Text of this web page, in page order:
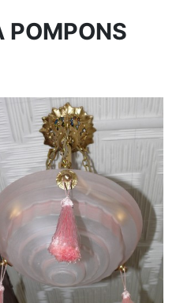
POMPONS